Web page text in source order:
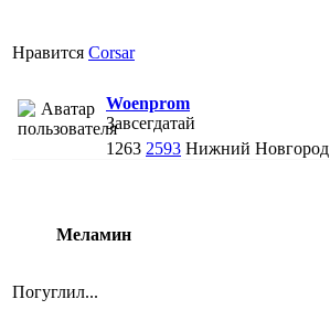
Нравится Corsar
Woenprom
Завсегдатай
1263 2593 Нижний Новгород
Меламин
Погуглил...